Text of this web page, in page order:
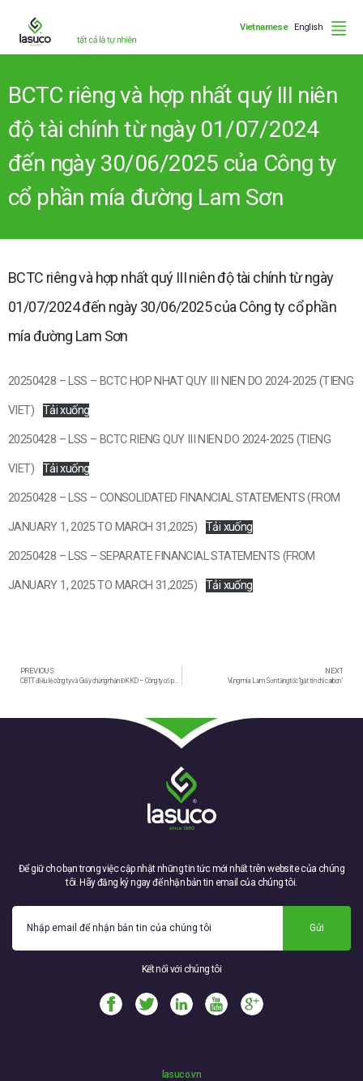
Vietnamese English
BCTC riêng và hợp nhất quý III niên
độ tài chính từ ngày 01/07/2024
đến ngày 30/06/2025 của Công ty
cổ phần mía đường Lam Sơn
BCTC riêng và hợp nhất quý III niên độ tài chính từ ngày
01/07/2024 đến ngày 30/06/2025 của Công ty cổ phần
mía đường Lam Sơn
20250428 – LSS – BCTC HOP NHAT QUY III NIEN DO 2024-2025 (TIENG
VIET) Tải xuống
20250428 – LSS – BCTC RIENG QUY III NIEN DO 2024-2025 (TIENG
VIET) Tải xuống
20250428 – LSS – CONSOLIDATED FINANCIAL STATEMENTS (FROM
JANUARY 1, 2025 TO MARCH 31,2025) Tải xuống
20250428 – LSS – SEPARATE FINANCIAL STATEMENTS (FROM
JANUARY 1, 2025 TO MARCH 31,2025) Tải xuống
PREVIOUS
CBTT điều lệ công ty và Giấy chứng nhận ĐKKD – Công ty cổ phần mía đường lam Sơn
NEXT
Vùng mía Lam Sơn tăng tốc “gặt tín chỉ carbon”
Để giữ cho bạn trong việc cập nhật những tin tức mới nhất trên website của chúng
tôi. Hãy đăng ký ngay để nhận bản tin email của chúng tôi.
Gửi
Kết nối với chúng tôi
lasuco.vn